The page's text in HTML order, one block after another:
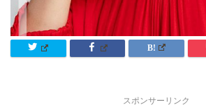
スポンサーリンク